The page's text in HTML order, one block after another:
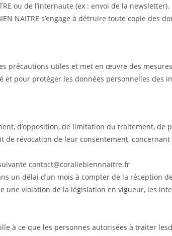
ou de l’internaute (ex : envoi de la newsletter).
NAITRE s’engage à détruire toute copie des
précautions utiles et met en œuvre des
pour protéger les données personnelles des
d’opposition, de limitation du traitement,
révocation de leur consentement,
contact@coraliebiennnaitre.fr
un délai d’un mois à compter de la réception
violation de la législation en vigueur, les
à ce que les personnes autorisées à traiter